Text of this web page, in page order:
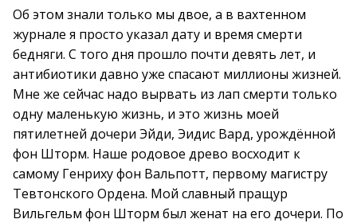
Об этом знали только мы двое, а в вахтенном
журнале я просто указал дату и время смерти
бедняги. С того дня прошло почти девять лет, и
антибиотики давно уже спасают миллионы жизней.
Мне же сейчас надо вырвать из лап смерти только
одну маленькую жизнь, и это жизнь моей
пятилетней дочери Эйди, Эидис Вард, урождённой
фон Шторм. Наше родовое древо восходит к
самому Генриху фон Вальпотт, первому магистру
Тевтонского Ордена. Мой славный пращур
Вильгельм фон Шторм был женат на его дочери. По